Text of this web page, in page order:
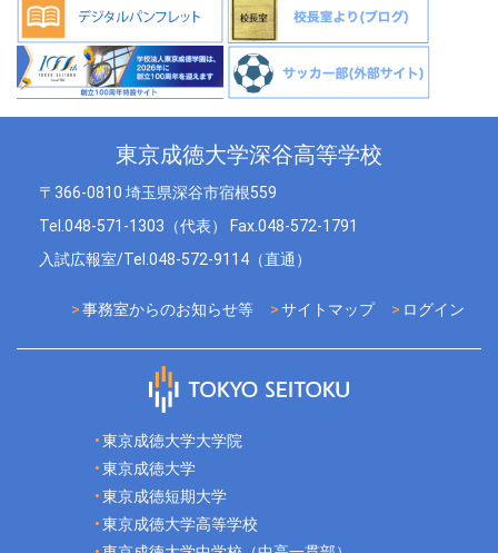
東京成徳大学深谷高等学校
〒366-0810 埼玉県深谷市宿根559
Tel.048-571-1303（代表） Fax.048-572-1791
入試広報室/Tel.048-572-9114（直通）
ログイン
サイトマップ
事務室からのお知らせ等
東京成徳大学大学院
東京成徳大学
東京成徳短期大学
東京成徳大学高等学校